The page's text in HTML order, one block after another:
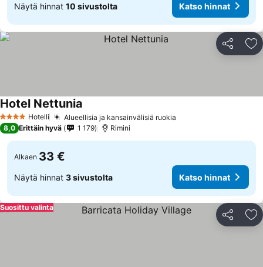
Näytä hinnat 10 sivustolta Katso hinnat
Jaa
4 Tähtiluokitus
Hotelli Alueellisia ja kansainvälisiä ruokia
Hotel Nettunia
8,0 Erittäin hyvä 1 179 Rimini
Alkaen 33 €
Näytä hinnat 3 sivustolta Katso hinnat
Jaa
Suosittu valinta